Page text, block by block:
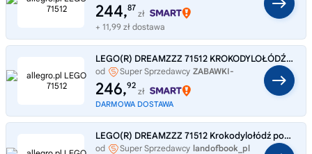
244,87
zł
+ 11,99 zł dostawa
LEGO(R) DREAMZZZ 71512 KROKODYLOŁÓDŹ PODWODNA
od Super Sprzedawcy ZABAWKI-
SZYBKO
246,92
zł
DARMOWA DOSTAWA
LEGO(R) DREAMZZZ 71512 Krokodylołódź podwodna
od Super Sprzedawcy landofbook_pl